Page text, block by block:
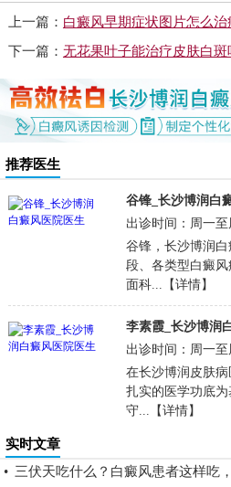
上一篇： 白癜风早期症状图片怎么
下一篇： 无花果叶子能治疗皮肤白斑
推荐医生
谷锋_长沙博润白
出诊时间：周一
谷锋，长沙博润
段、各类型白癜
面科...【详情】
李素霞_长沙博润
出诊时间：周一
在长沙博润皮肤
扎实的医学功底
守...【详情】
实时文章
• 三伏天吃什么？白癜风患者这样吃